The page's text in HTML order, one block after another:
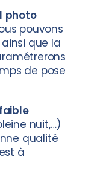
photo
pouvons
que la
de pose
faible
nuit,…)
qualité
à